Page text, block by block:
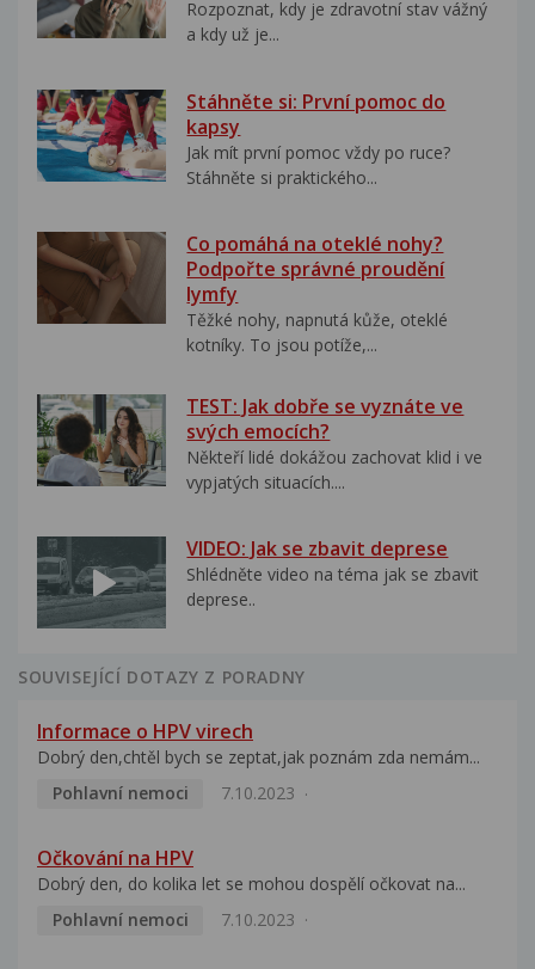
Rozpoznat, kdy je zdravotní stav vážný
a kdy už je...
Stáhněte si: První pomoc do
kapsy
Jak mít první pomoc vždy po ruce?
Stáhněte si praktického...
Co pomáhá na oteklé nohy?
Podpořte správné proudění
lymfy
Těžké nohy, napnutá kůže, oteklé
kotníky. To jsou potíže,...
TEST: Jak dobře se vyznáte ve
svých emocích?
Někteří lidé dokážou zachovat klid i ve
vypjatých situacích....
VIDEO: Jak se zbavit deprese
Shlédněte video na téma jak se zbavit
deprese..
SOUVISEJÍCÍ DOTAZY Z PORADNY
Informace o HPV virech
Dobrý den,chtěl bych se zeptat,jak poznám zda nemám...
Pohlavní nemoci
7.10.2023
Očkování na HPV
Dobrý den, do kolika let se mohou dospělí očkovat na...
Pohlavní nemoci
7.10.2023